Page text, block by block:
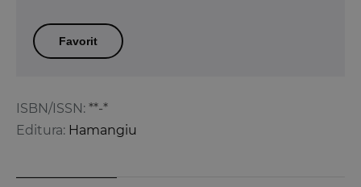
ISBN/ISSN: **-*
Editura: Hamangiu
Favorit